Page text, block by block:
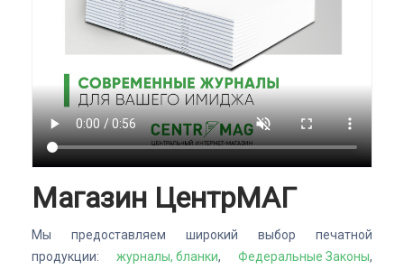
Магазин ЦентрМАГ
Мы предоставляем широкий выбор печатной
продукции: журналы, бланки, Федеральные Законы,